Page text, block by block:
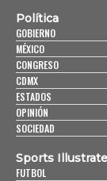
Política
GOBIERNO
MÉXICO
CONGRESO
CDMX
ESTADOS
OPINIÓN
SOCIEDAD
Sports
FUTBOL